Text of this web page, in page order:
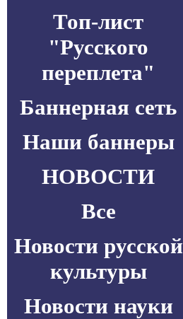
Топ-лист
"Русского
переплета"
Баннерная сеть
Наши баннеры
НОВОСТИ
Все
Новости русской
культуры
Новости науки